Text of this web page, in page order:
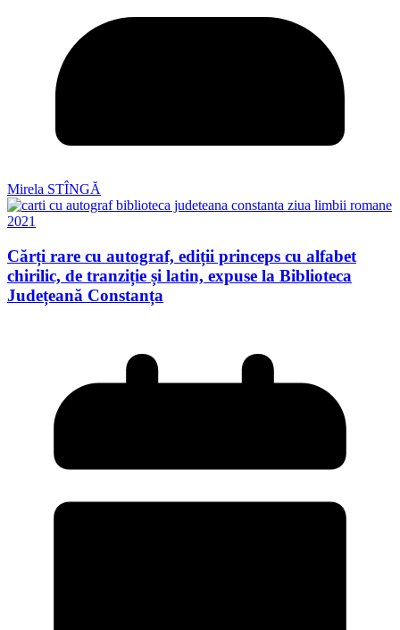
Mirela STÎNGĂ
Cărți rare cu autograf, ediții princeps cu alfabet
chirilic, de tranziție și latin, expuse la Biblioteca
Județeană Constanța